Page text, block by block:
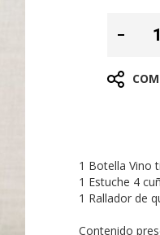
1 Botella Vino
1 Estuche 4
1 Rallador de
Contenido